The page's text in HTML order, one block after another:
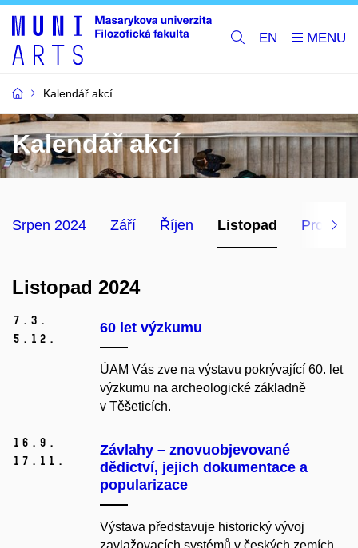
EN
Kalendář akcí
Kalendář akcí
Srpen 2024 Září Říjen Listopad Prosinec
Listopad 2024
7. 3.
5. 12.
60 let výzkumu
ÚAM Vás zve na výstavu pokrývající 60. let
výzkumu na archeologické základně
v Těšeticích.
16. 9.
17. 11.
Závlahy – znovuobjevované
dědictví, jejich dokumentace a
popularizace
Výstava představuje historický vývoj